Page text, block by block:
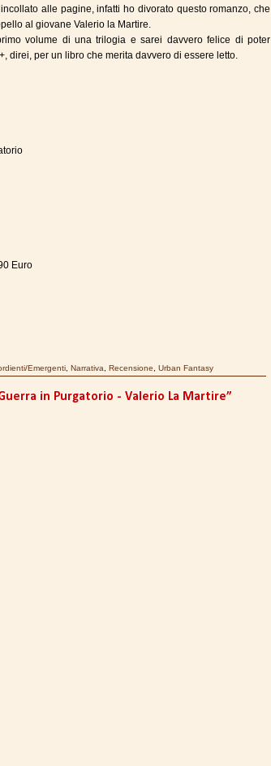
alle pagine, infatti ho divorato questo romanzo, che
al giovane Valerio la Martire.
volume di una trilogia e sarei davvero felice di poter
direi, per un libro che merita davvero di essere letto.
Euro
Emergenti Narrativa Recensione Urban Fantasy
in Purgatorio - Valerio La Martire”